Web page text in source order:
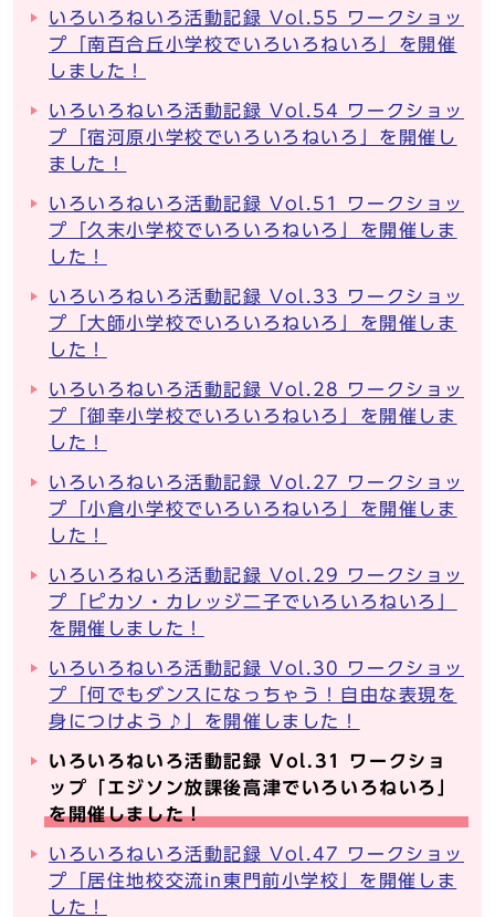
いろいろねいろ活動記録 Vol.55 ワークショッ
プ「南百合丘小学校でいろいろねいろ」を開催
しました！
いろいろねいろ活動記録 Vol.54 ワークショッ
プ「宿河原小学校でいろいろねいろ」を開催し
ました！
いろいろねいろ活動記録 Vol.51 ワークショッ
プ「久末小学校でいろいろねいろ」を開催しま
した！
いろいろねいろ活動記録 Vol.33 ワークショッ
プ「大師小学校でいろいろねいろ」を開催しま
した！
いろいろねいろ活動記録 Vol.28 ワークショッ
プ「御幸小学校でいろいろねいろ」を開催しま
した！
いろいろねいろ活動記録 Vol.27 ワークショッ
プ「小倉小学校でいろいろねいろ」を開催しま
した！
いろいろねいろ活動記録 Vol.29 ワークショッ
プ「ピカソ・カレッジ二子でいろいろねいろ」
を開催しました！
いろいろねいろ活動記録 Vol.30 ワークショッ
プ「何でもダンスになっちゃう！自由な表現を
身につけよう♪」を開催しました！
いろいろねいろ活動記録 Vol.31 ワークショ
ップ「エジソン放課後高津でいろいろねいろ」
を開催しました！
いろいろねいろ活動記録 Vol.47 ワークショッ
プ「居住地校交流in東門前小学校」を開催しま
した！